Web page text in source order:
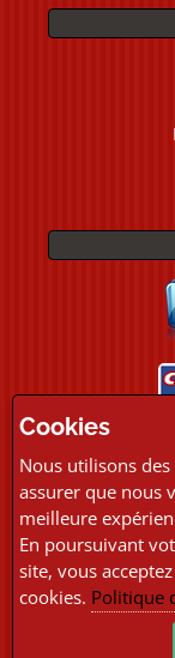
Cookies
Nous utilisons
assurer que nous
meilleure
En poursuivant
site, vous
cookies. Politique